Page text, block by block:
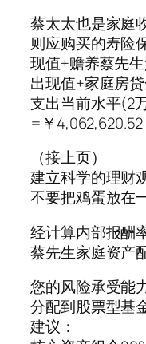
蔡太太也是家庭
则应购买的寿险
现值+赡养蔡先
出现值+家庭房
支出当前水平(2
=￥4,062,620.52
（接上页）
建立科学的理财
不要把鸡蛋放在
经计算内部报酬
蔡先生家庭资产
您的风险承受能
分配到股票型基
建议：